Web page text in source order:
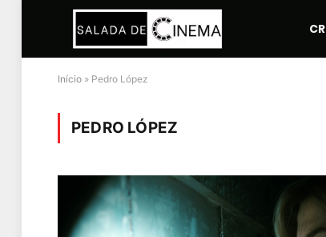
Início » Pedro López
PEDRO LÓPEZ